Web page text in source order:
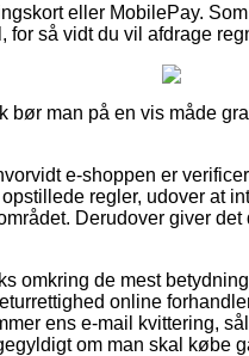
eller MobilePay.
for så vidt du vil afdrage
bør man på en vis måde
e-shoppen er
regler, udover at
Derudover giver
omkring de mest
online
ens e-mail kvittering,
om man skal købe